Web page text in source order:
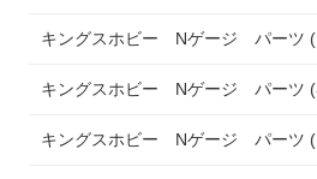
キングスホビー Nゲージ パーツ (
キングスホビー Nゲージ パーツ (
キングスホビー Nゲージ パーツ (